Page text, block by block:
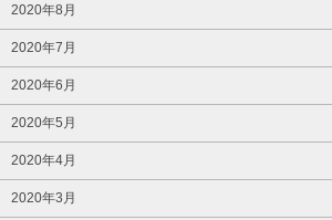
2020年8月
2020年7月
2020年6月
2020年5月
2020年4月
2020年3月